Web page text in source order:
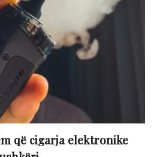
që cigarja elektronike